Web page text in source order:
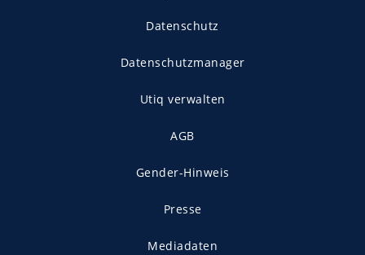
Datenschutz
Datenschutzmanager
Utiq verwalten
AGB
Gender-Hinweis
Presse
Mediadaten